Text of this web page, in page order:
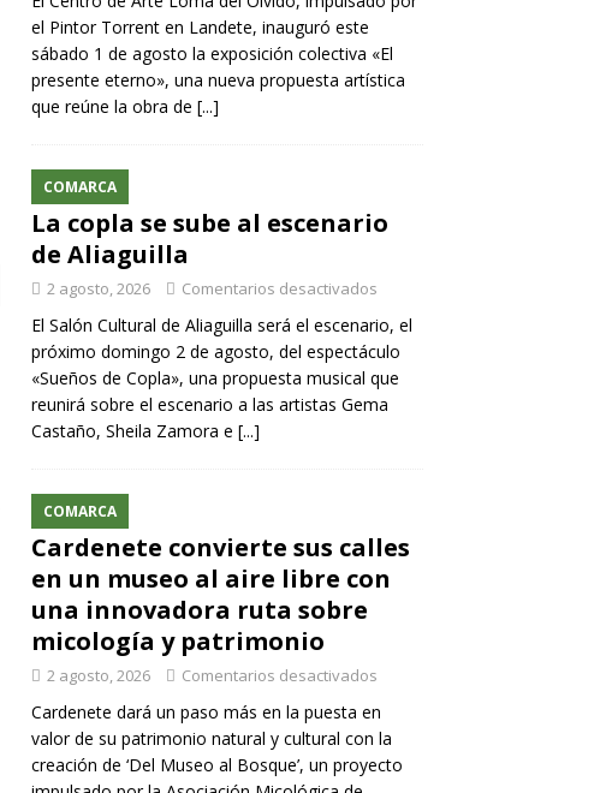
el Pintor Torrent en Landete, inauguró este
sábado 1 de agosto la exposición colectiva «El
presente eterno», una nueva propuesta artística
que reúne la obra de [...]
COMARCA
La copla se sube al escenario
de Aliaguilla
2 agosto, 2026 Comentarios desactivados
El Salón Cultural de Aliaguilla será el escenario, el
próximo domingo 2 de agosto, del espectáculo
«Sueños de Copla», una propuesta musical que
reunirá sobre el escenario a las artistas Gema
Castaño, Sheila Zamora e [...]
COMARCA
Cardenete convierte sus calles
en un museo al aire libre con
una innovadora ruta sobre
micología y patrimonio
2 agosto, 2026 Comentarios desactivados
Cardenete dará un paso más en la puesta en
valor de su patrimonio natural y cultural con la
creación de ‘Del Museo al Bosque’, un proyecto